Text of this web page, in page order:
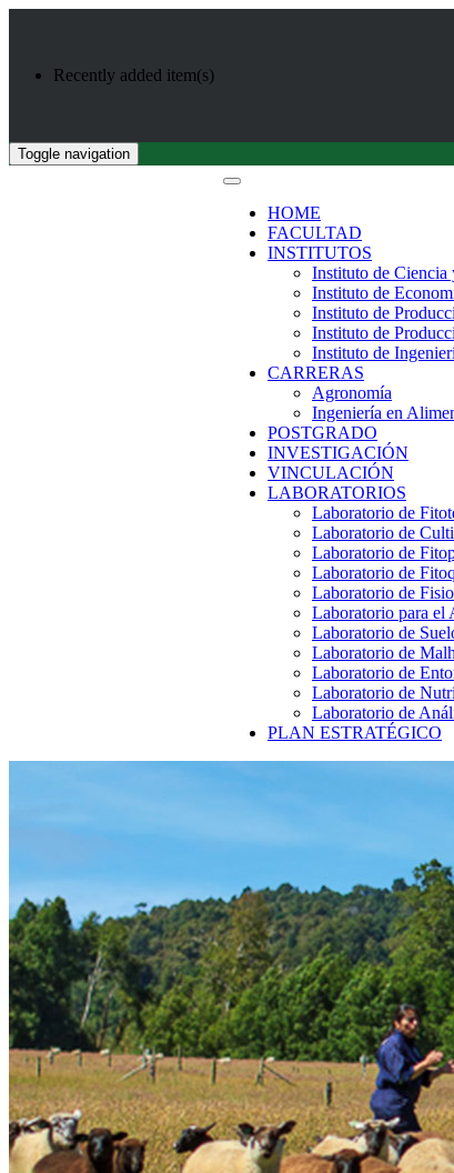
Recently added item(s)
Toggle navigation
HOME
FACULTAD
INSTITUTOS
Instituto de Ciencia
Instituto de
Instituto de
Instituto de
Instituto de
CARRERAS
Agronomía
Ingeniería en
POSTGRADO
INVESTIGACIÓN
VINCULACIÓN
LABORATORIOS
Laboratorio de
Laboratorio de
Laboratorio de
Laboratorio de
Laboratorio de
Laboratorio para el
Laboratorio de
Laboratorio de
Laboratorio de
Laboratorio de
Laboratorio de
PLAN ESTRATÉGICO